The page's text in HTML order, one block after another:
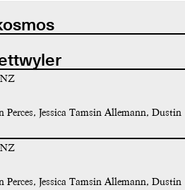
Perces, Jessica Tamsin Allemann, Dustin
Perces, Jessica Tamsin Allemann, Dustin